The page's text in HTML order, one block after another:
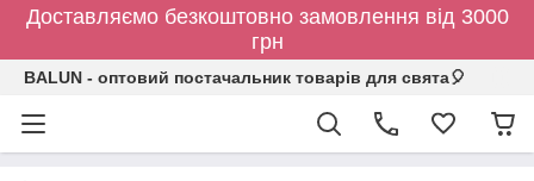
Доставляємо безкоштовно замовлення від 3000
грн
BALUN - оптовий постачальник товарів для свята🎈